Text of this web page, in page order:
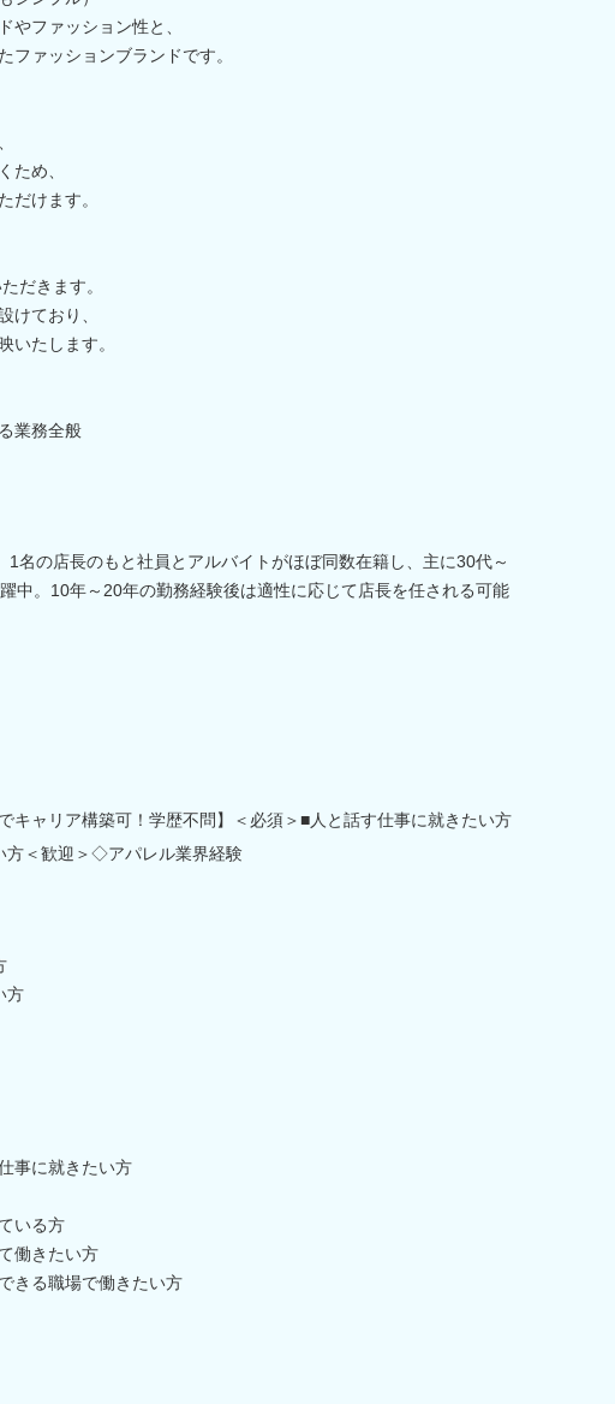
やファッション性と、
ファッションブランドです。
ため、
だけます。
だきます。
けており、
いたします。
業務全般
1名の店長のもと社員とアルバイトがほぼ同数在籍し、主に30代～
中。10年～20年の勤務経験後は適性に応じて店長を任される可能
キャリア構築可！学歴不問】＜必須＞■人と話す仕事に就きたい方
方＜歓迎＞◇アパレル業界経験
方
事に就きたい方
いる方
働きたい方
きる職場で働きたい方